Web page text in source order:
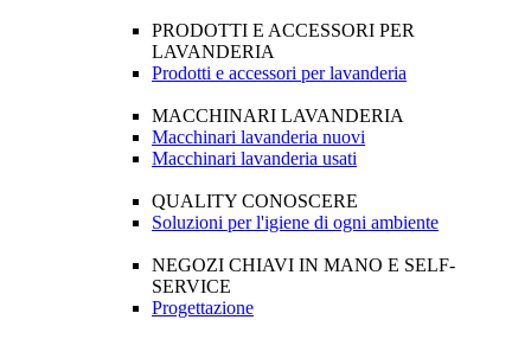
PRODOTTI E ACCESSORI PER
LAVANDERIA
Prodotti e accessori per lavanderia
MACCHINARI LAVANDERIA
Macchinari lavanderia nuovi
Macchinari lavanderia usati
QUALITY CONOSCERE
Soluzioni per l'igiene di ogni ambiente
NEGOZI CHIAVI IN MANO E SELF-
SERVICE
Progettazione